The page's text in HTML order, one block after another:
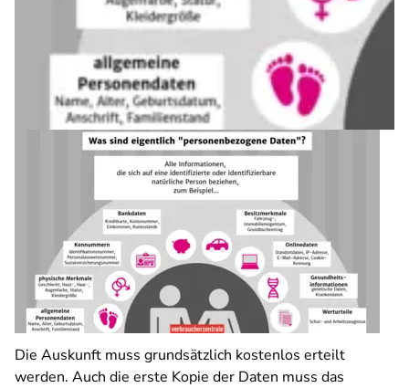
Die Auskunft muss grundsätzlich kostenlos erteilt
werden. Auch die erste Kopie der Daten muss das